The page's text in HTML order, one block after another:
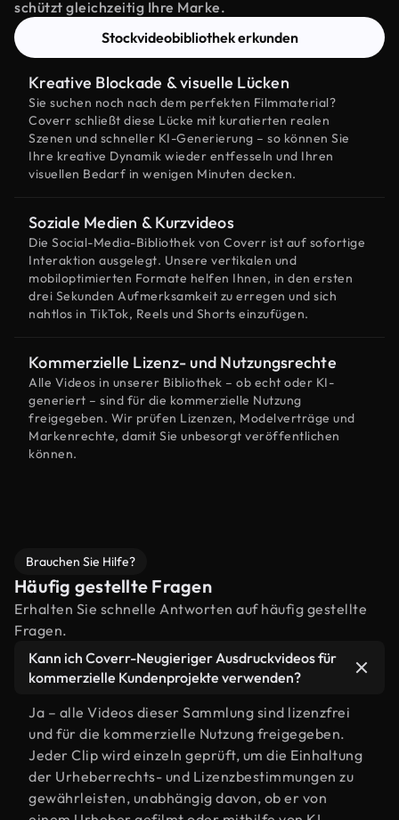
schützt gleichzeitig Ihre Marke.
Stockvideobibliothek erkunden
Kreative Blockade & visuelle Lücken
Sie suchen noch nach dem perfekten Filmmaterial?
Coverr schließt diese Lücke mit kuratierten realen
Szenen und schneller KI-Generierung – so können Sie
Ihre kreative Dynamik wieder entfesseln und Ihren
visuellen Bedarf in wenigen Minuten decken.
Soziale Medien & Kurzvideos
Die Social-Media-Bibliothek von Coverr ist auf sofortige
Interaktion ausgelegt. Unsere vertikalen und
mobiloptimierten Formate helfen Ihnen, in den ersten
drei Sekunden Aufmerksamkeit zu erregen und sich
nahtlos in TikTok, Reels und Shorts einzufügen.
Kommerzielle Lizenz- und Nutzungsrechte
Alle Videos in unserer Bibliothek – ob echt oder KI-
generiert – sind für die kommerzielle Nutzung
freigegeben. Wir prüfen Lizenzen, Modelverträge und
Markenrechte, damit Sie unbesorgt veröffentlichen
können.
Brauchen Sie Hilfe?
Häufig gestellte Fragen
Erhalten Sie schnelle Antworten auf häufig gestellte
Fragen.
Kann ich Coverr-Neugieriger Ausdruckvideos für
kommerzielle Kundenprojekte verwenden?
Ja – alle Videos dieser Sammlung sind lizenzfrei
und für die kommerzielle Nutzung freigegeben.
Jeder Clip wird einzeln geprüft, um die Einhaltung
der Urheberrechts- und Lizenzbestimmungen zu
gewährleisten, unabhängig davon, ob er von